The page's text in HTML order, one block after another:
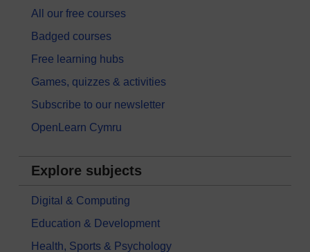
All our free courses
Badged courses
Free learning hubs
Games, quizzes & activities
Subscribe to our newsletter
OpenLearn Cymru
Explore subjects
Digital & Computing
Education & Development
Health, Sports & Psychology